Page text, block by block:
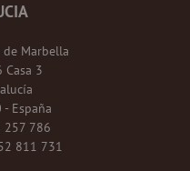
de Marbella
Casa 3
España
257 786
811 731